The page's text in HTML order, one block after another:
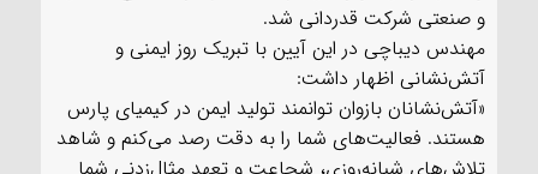
و صنعتی شرکت قدردانی شد.
مهندس دیباچی در این آیین با تبریک روز ایمنی و
آتش‌نشانی اظهار داشت:
«آتش‌نشانان بازوان توانمند تولید ایمن در کیمیای پارس
هستند. فعالیت‌های شما را به دقت رصد می‌کنم و شاهد